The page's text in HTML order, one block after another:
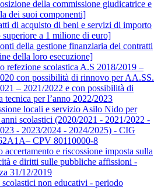
della commissione giudicatrice e
dei suoi componenti]
di acquisto di beni e servizi di importo
superiore a 1 milione di euro]
della gestione finanziaria dei contratti
della loro esecuzione]
refezione scolastica A.S 2018/2019 –
con possibilità di rinnovo per AA.SS.
– 2021/2022 e con possibilità di
tecnica per l’anno 2022/2023
locali e servizio Asilo Nido per
scolastici (2020/2021 - 2021/2022 -
- 2023/2024 - 2024/2025) - CIG
CPV 80110000-8
accertamento e riscossione imposta sulla
e diritti sulle pubbliche affissioni -
31/12/2019
scolastici non educativi - periodo